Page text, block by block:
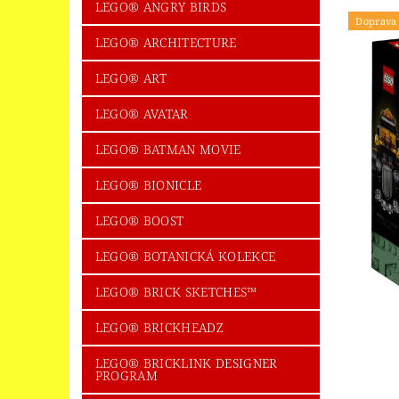
LEGO® ICONS/CREATOR EXPERT
LEGO® LED SVÍTÍCÍ KLÍČENKY
LEGO® MINECRAFT
LEGO®
LEGO® NEXO KNIGHTS
LEGO® NIKE
LEGO® PIRATES OF THE CARIBBEAN
LEGO® POWERPUFF GIRLS™
LEGO®
LEGO® SEASONAL + HOLIDAY
LEGO® SPOLEČENSKÉ HRY
LEGO®
LEGO® SUPER HEROES
LEGO®
LEGO® THE LEGO MOVIE
LEGO® TROLLS WORLD TOUR
SBĚRATELSKÉ KARTY - FOTBAL
OBCHODNÍ PODMÍNKY
NAPIŠTE NÁM
LEGO® ANGRY BIRDS
LEGO® ARCHITECTURE
LEGO® ART
LEGO® AVATAR
LEGO® BATMAN MOVIE
LEGO® BIONICLE
LEGO® BOOST
LEGO® BOTANICKÁ KOLEKCE
LEGO® BRICK SKETCHES™
LEGO® BRICKHEADZ
LEGO® BRICKLINK DESIGNER
PROGRAM